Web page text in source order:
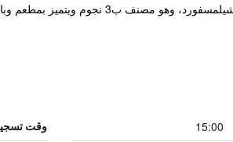
15:00 وقت